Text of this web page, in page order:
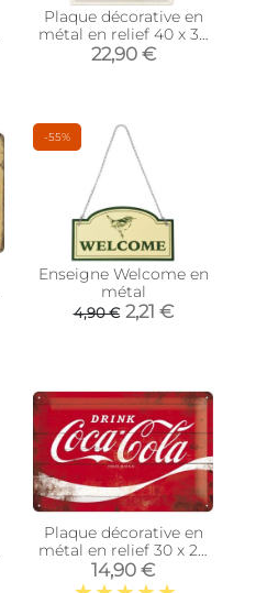
Plaque décorative en
métal en relief 40 x 30
cm (Harley Davidson -
Model Chart)
22,90 €
-55%
Enseigne Welcome en
métal
4,90 € 2,21 €
Plaque décorative en
métal en relief 30 x 20
cm (Coca Cola Logo
Rouge)
14,90 €